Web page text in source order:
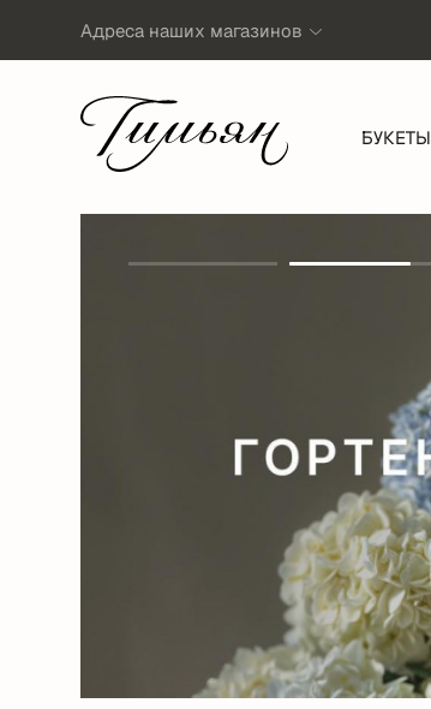
Адреса наших магазинов
БУКЕТЫ